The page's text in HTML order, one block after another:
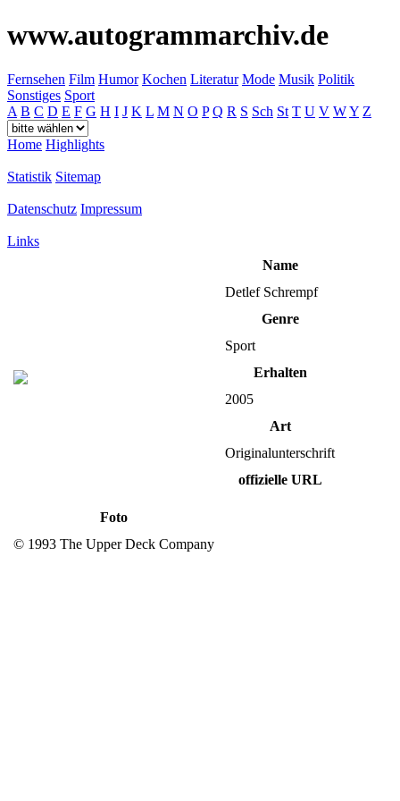
www.autogrammarchiv.de
Fernsehen Film Humor Kochen Literatur Mode Musik Politik
Sonstiges Sport
A B C D E F G H I J K L M N O P Q R S Sch St T U V WY Z
Home Highlights
Statistik Sitemap
Datenschutz Impressum
Links
Name
Detlef Schrempf
Genre
Sport
Erhalten
2005
Art
Originalunterschrift
offizielle URL
Foto
© 1993 The Upper Deck Company